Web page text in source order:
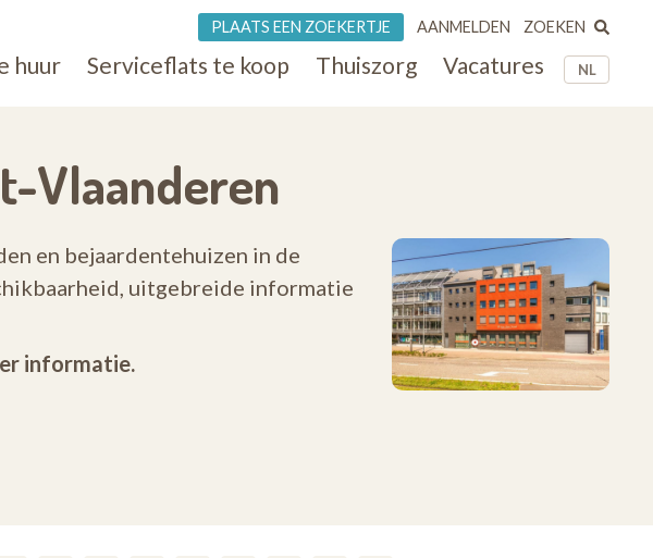
NL
huur Serviceflats te koop Thuiszorg Vacatures
PLAATS EEN ZOEKERTJE AANMELDEN ZOEKEN
Vlaanderen
en bejaardentehuizen in de
uitgebreide informatie
informatie.